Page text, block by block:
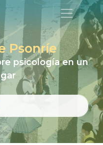
Psonríe
psicología en un